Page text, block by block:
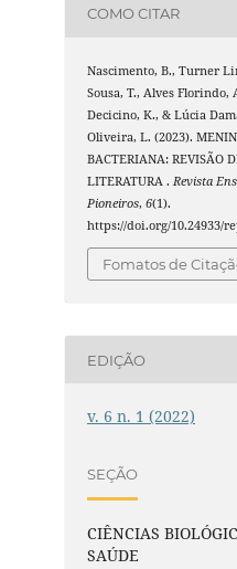
COMO CITAR
Nascimento, B., Turner
Sousa, T., Alves Florindo,
Decicino, K., & Lúcia
Oliveira, L. (2023).
BACTERIANA: REVISÃO
LITERATURA . Revista
Pioneiros,6(1).
https://doi.org/10.24933/
Fomatos de
EDIÇÃO
v. 6 n. 1 (2022)
SEÇÃO
CIÊNCIAS
SAÚDE